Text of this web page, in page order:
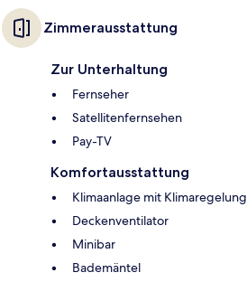
Zimmerausstattung
Zur Unterhaltung
Fernseher
Satellitenfernsehen
Pay-TV
Komfortausstattung
Klimaanlage mit Klimaregelung
Deckenventilator
Minibar
Bademäntel